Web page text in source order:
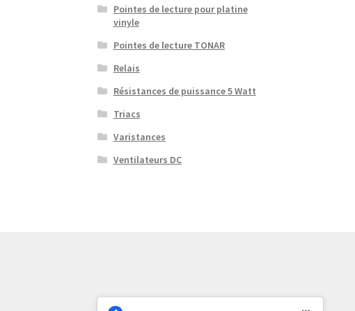
Pointes de lecture pour platine
vinyle
Pointes de lecture TONAR
Relais
Résistances de puissance 5 Watt
Triacs
Varistances
Ventilateurs DC